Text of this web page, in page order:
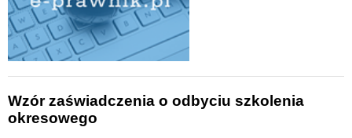
Wzór zaświadczenia o odbyciu szkolenia
okresowego